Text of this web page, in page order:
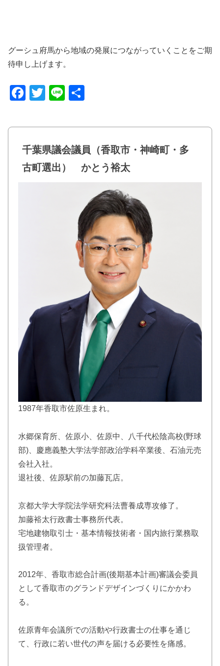
グーシュ府馬から地域の発展につながっていくことをご期
待申し上げます。
F
c
e
b
o
T
tt
er
Li
e
千葉県議会議員（香取市・神崎町・多
古町選出） かとう裕太
1987年香取市佐原生まれ。
水郷保育所、佐原小、佐原中、八千代松陰高校(野球
部)、慶應義塾大学法学部政治学科卒業後、石油元売
会社入社。
退社後、佐原駅前の加藤瓦店。
京都大学大学院法学研究科法曹養成専攻修了。
加藤裕太行政書士事務所代表。
宅地建物取引士・基本情報技術者・国内旅行業務取
扱管理者。
2012年、香取市総合計画(後期基本計画)審議会委員
として香取市のグランドデザインづくりにかかわ
る。
佐原青年会議所での活動や行政書士の仕事を通じ
て、行政に若い世代の声を届ける必要性を痛感。